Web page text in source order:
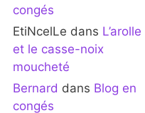
congés
EtiNcelLe dans L’arolle
et le casse-noix
moucheté
Bernard dans Blog en
congés